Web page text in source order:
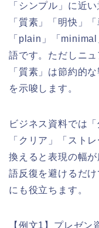
「シンプル」に近
「質素」「明快」
「plain」「
語です。ただしニュ
「質素」は節約的
を示唆します。
ビジネス資料では
「クリア」「スト
換えると表現の幅
語反復を避けるだ
にも役立ちます。
【例文1】プレゼン